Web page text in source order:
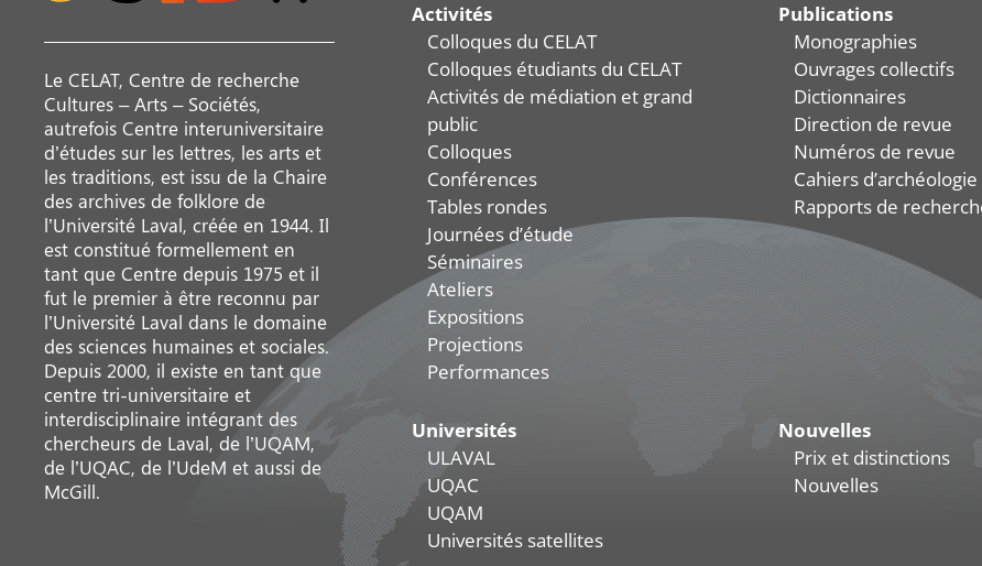
Le CELAT, Centre de recherche
Cultures – Arts – Sociétés,
autrefois Centre interuniversitaire
d’études sur les lettres, les arts et
les traditions, est issu de la Chaire
des archives de folklore de
l’Université Laval, créée en 1944. Il
est constitué formellement en
tant que Centre depuis 1975 et il
fut le premier à être reconnu par
l’Université Laval dans le domaine
des sciences humaines et sociales.
Depuis 2000, il existe en tant que
centre tri-universitaire et
interdisciplinaire intégrant des
chercheurs de Laval, de l’UQAM,
de l’UQAC, de l’UdeM et aussi de
McGill.
Activités
Colloques du CELAT
Colloques étudiants du CELAT
Activités de médiation et grand
public
Colloques
Conférences
Tables rondes
Journées d’étude
Séminaires
Ateliers
Expositions
Projections
Performances
Publications
Monographies
Ouvrages collectifs
Dictionnaires
Direction de revue
Numéros de revue
Cahiers d’archéologie
Rapports de
Universités
ULAVAL
UQAC
UQAM
Universités satellites
Nouvelles
Prix et distinctions
Nouvelles